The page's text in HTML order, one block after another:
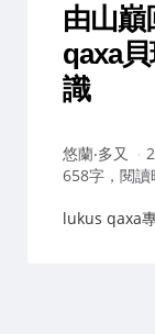
由山
qaxa
識
作
者：
悠蘭‧多又
658字，閱
lukus qaxa